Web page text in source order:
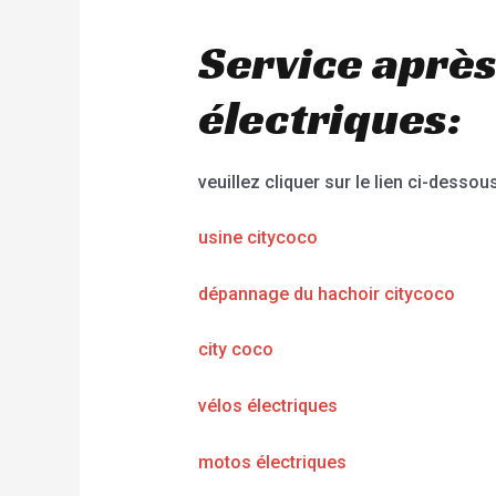
Service
électriques:
veuillez cliquer sur le lien ci-
usine citycoco
dépannage du hachoir citycoco
city coco
vélos électriques
motos électriques